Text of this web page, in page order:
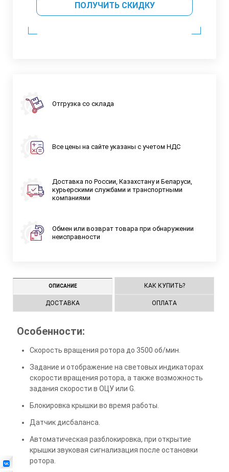
ПОЛУЧИТЬ СКИДКУ
Отгрузка со склада
Все цены на сайте указаны с учетом НДС
Доставка по России, Казахстану и Беларуси,
курьерскими службами и транспортными
компаниями
Обмен или возврат товара при обнаружении
неисправности
ОПИСАНИЕ КАК КУПИТЬ?
ДОСТАВКА ОПЛАТА
Особенности:
Скорость вращения ротора до 3500 об/мин.
Задание и отображение на световых индикаторах
скорости вращения ротора, а также возможность
задания скорости в ОЦУ или G.
Блокировка крышки во время работы.
Датчик дисбаланса.
Автоматическая разблокировка, при открытие
крышки звуковая сигнализация после остановки
ротора.